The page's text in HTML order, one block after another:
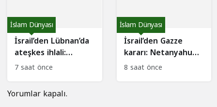
İsrail’den Lübnan’da
ateşkes ihlali:
Roma’da zirve
İslam Dünyası
7 saat önce
İsrail’den Gazze
kararı: Netanyahu
ABD taslağını
İslam Dünyası
8 saat önce
Yorumlar kapalı.